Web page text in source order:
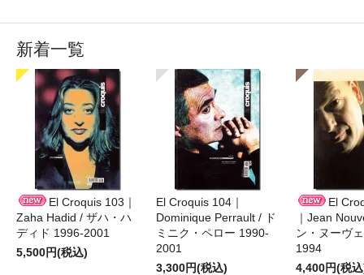
新着一覧
El Croquis 103｜
Zaha Hadid / ザハ・ハ
ディド 1996-2001
5,500円(税込)
El Croquis 104｜
Dominique Perrault / ド
ミニク・ペロー 1990-
2001
3,300円(税込)
El
｜Jean
ン・ヌーヴ
1994
4,400円(税